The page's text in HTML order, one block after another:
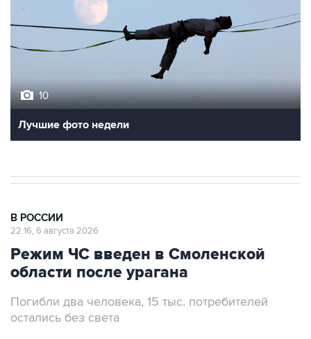
10
Лучшие фото недели
В РОССИИ
22:16, 6 августа 2026
Режим ЧС введен в Смоленской
области после урагана
Погибли два человека, 15 тыс. потребителей
остались без света